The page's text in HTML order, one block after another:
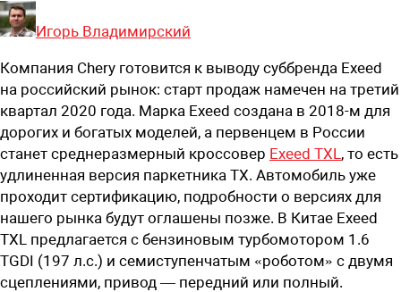
Игорь Владимирский
Компания Chery готовится к выводу суббренда Exeed
на российский рынок: старт продаж намечен на третий
квартал 2020 года. Марка Exeed создана в 2018-м для
дорогих и богатых моделей, а первенцем в России
станет среднеразмерный кроссовер Exeed TXL , то есть
удлиненная версия паркетника TX. Автомобиль уже
проходит сертификацию, подробности о версиях для
нашего рынка будут оглашены позже. В Китае Exeed
TXL предлагается с бензиновым турбомотором 1.6
TGDI (197 л.с.) и семиступенчатым «роботом» с двумя
сцеплениями, привод — передний или полный.